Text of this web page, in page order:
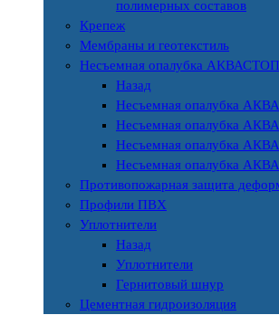
полимерных составов
Крепеж
Мембраны и геотекстиль
Несъемная опалубка АКВАСТОП
Назад
Несъемная опалубка
Несъемная опалубка
Несъемная опалубка
Несъемная опалубка
Противопожарная защита
Профили ПВХ
Уплотнители
Назад
Уплотнители
Гернитовый шнур
Цементная гидроизоляция